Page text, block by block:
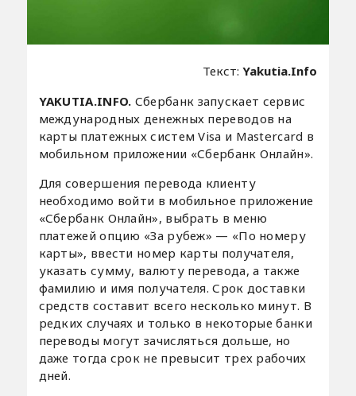
Текст:Yakutia.Info
YAKUTIA.INFO. Сбербанк запускает сервис
международных денежных переводов на
карты платежных систем Visa и Mastercard в
мобильном приложении «Сбербанк Онлайн».
Для совершения перевода клиенту
необходимо войти в мобильное приложение
«Сбербанк Онлайн», выбрать в меню
платежей опцию «За рубеж» — «По номеру
карты», ввести номер карты получателя,
указать сумму, валюту перевода, а также
фамилию и имя получателя. Срок доставки
средств составит всего несколько минут. В
редких случаях и только в некоторые банки
переводы могут зачисляться дольше, но
даже тогда срок не превысит трех рабочих
дней.